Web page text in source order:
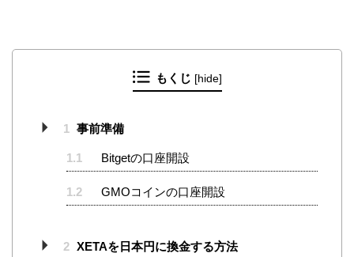
もくじ [hide]
1 事前準備
1.1 Bitgetの口座開設
1.2 GMOコインの口座開設
2 XETAを日本円に換金する方法